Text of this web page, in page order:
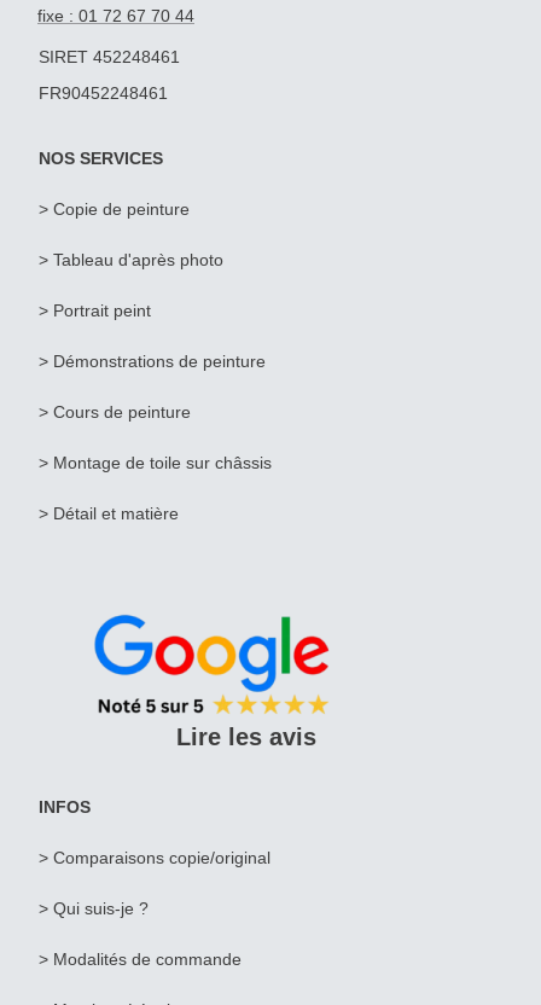
fixe : 01 72 67 70 44
SIRET 452248461
FR90452248461
NOS SERVICES
> Copie de peinture
> Tableau d'après photo
> Portrait peint
> Démonstrations de peinture
> Cours de peinture
> Montage de toile sur châssis
> Détail et matière
Lire les avis
INFOS
> Comparaisons copie/original
> Qui suis-je ?
> Modalités de commande